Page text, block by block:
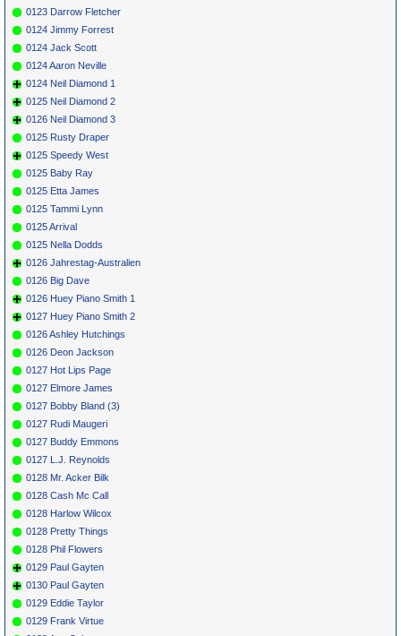
0123 Darrow Fletcher
0124 Jimmy Forrest
0124 Jack Scott
0124 Aaron Neville
0124 Neil Diamond 1
0125 Neil Diamond 2
0126 Neil Diamond 3
0125 Rusty Draper
0125 Speedy West
0125 Baby Ray
0125 Etta James
0125 Tammi Lynn
0125 Arrival
0125 Nella Dodds
0126 Jahrestag-Australien
0126 Big Dave
0126 Huey Piano Smith 1
0127 Huey Piano Smith 2
0126 Ashley Hutchings
0126 Deon Jackson
0127 Hot Lips Page
0127 Elmore James
0127 Bobby Bland (3)
0127 Rudi Maugeri
0127 Buddy Emmons
0127 L.J. Reynolds
0128 Mr. Acker Bilk
0128 Cash Mc Call
0128 Harlow Wilcox
0128 Pretty Things
0128 Phil Flowers
0129 Paul Gayten
0130 Paul Gayten
0129 Eddie Taylor
0129 Frank Virtue